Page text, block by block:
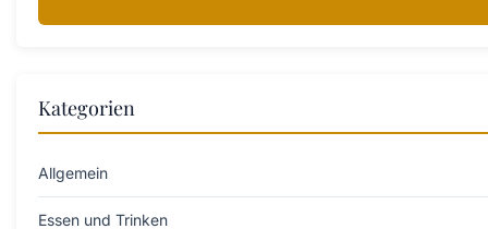
Kategorien
Allgemein
Essen und Trinken